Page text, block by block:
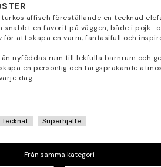
affisch föreställande en tecknad
en favorit på väggen, både i pojk-
att skapa en varm, fantasifull och
nyföddas rum till lekfulla barnrum och
en personlig och färgsprakande
dag.
Tecknat Superhjälte
Från samma kategori